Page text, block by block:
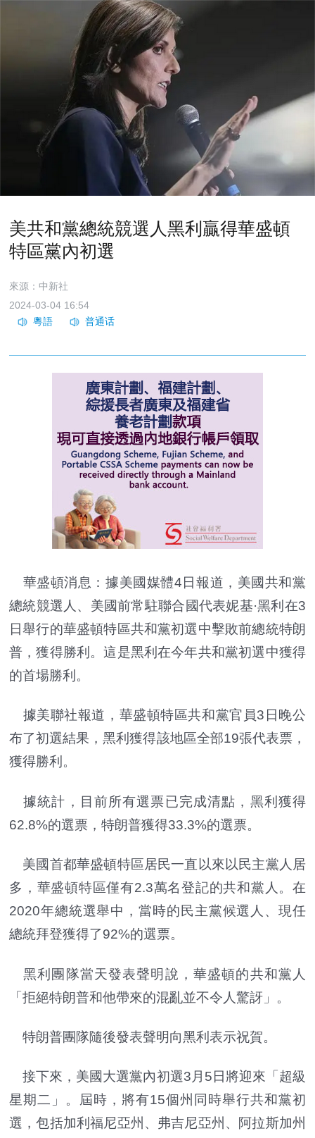
美共和黨總統競選人黑利贏得華盛頓
特區黨內初選
來源：中新社
2024-03-04 16:54
華盛頓消息：據美國媒體4日報道，美國共和黨
總統競選人、美國前常駐聯合國代表妮基·黑利在3
日舉行的華盛頓特區共和黨初選中擊敗前總統特朗
普，獲得勝利。這是黑利在今年共和黨初選中獲得
的首場勝利。
據美聯社報道，華盛頓特區共和黨官員3日晚公
布了初選結果，黑利獲得該地區全部19張代表票，
獲得勝利。
據統計，目前所有選票已完成清點，黑利獲得
62.8%的選票，特朗普獲得33.3%的選票。
美國首都華盛頓特區居民一直以來以民主黨人居
多，華盛頓特區僅有2.3萬名登記的共和黨人。在
2020年總統選舉中，當時的民主黨候選人、現任
總統拜登獲得了92%的選票。
黑利團隊當天發表聲明說，華盛頓的共和黨人
「拒絕特朗普和他帶來的混亂並不令人驚訝」。
特朗普團隊隨後發表聲明向黑利表示祝賀。
接下來，美國大選黨內初選3月5日將迎來「超級
星期二」。屆時，將有15個州同時舉行共和黨初
選，包括加利福尼亞州、弗吉尼亞州、阿拉斯加州